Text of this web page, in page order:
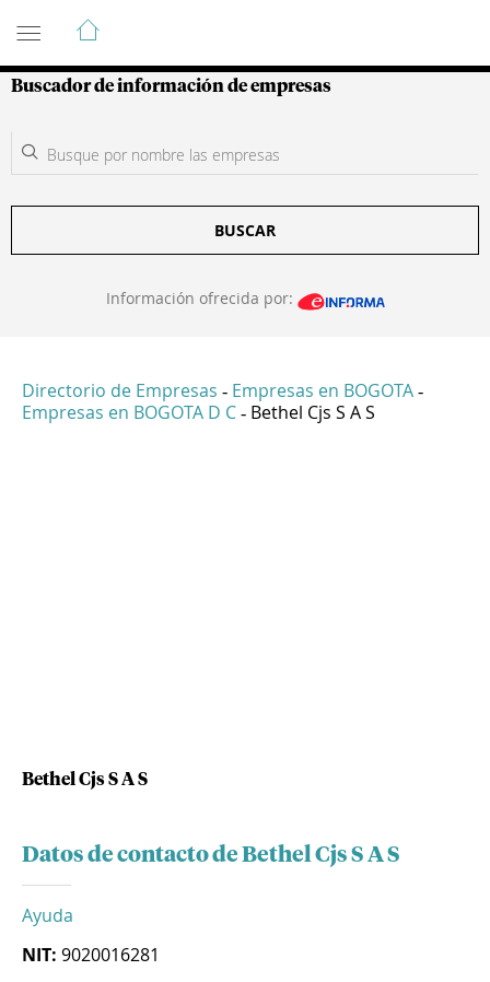
Guía de Empresas Colombianas
Buscador de información de empresas
BUSCAR
Información ofrecida por:
Directorio de Empresas - Empresas en BOGOTA -
Empresas en BOGOTA D C - Bethel Cjs S A S
Bethel Cjs S A S
Datos de contacto de Bethel Cjs S A S
Ayuda
NIT: 9020016281